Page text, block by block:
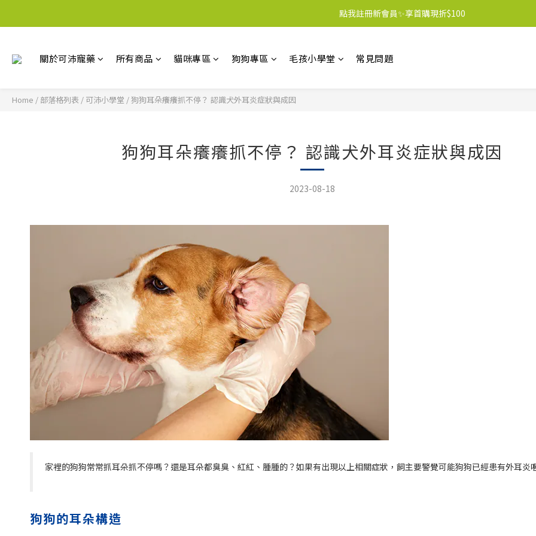
點我註冊新會員✨享首購現折$100
關於可沛寵藥 所有商品 貓咪專區 狗狗專區 毛孩小學堂 常見問題
Home / 部落格列表 / 可沛小學堂 /狗狗耳朵癢癢抓不停？ 認識犬外耳炎症狀與成因
狗狗耳朵癢癢抓不停？ 認識犬外耳炎症狀與成因
2023-08-18
家裡的狗狗常常抓耳朵抓不停嗎？還是耳朵都臭臭、紅紅、腫腫的？如果有出現以上相關症狀，飼主要警覺可能狗狗已經患有外耳炎
狗狗的耳朵構造